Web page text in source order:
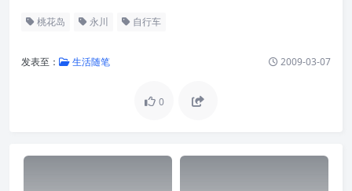
桃花岛 永川 自行车
发表至： 生活随笔 2009-03-07
0